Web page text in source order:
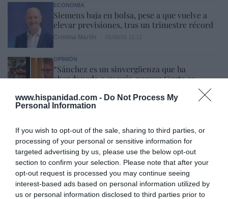
www.hispanidad.com - Do Not Process My
Personal Information
If you wish to opt-out of the sale, sharing to third parties, or
processing of your personal or sensitive information for
targeted advertising by us, please use the below opt-out
section to confirm your selection. Please note that after your
opt-out request is processed you may continue seeing
interest-based ads based on personal information utilized by
us or personal information disclosed to third parties prior to
ECONOMÍA
Siemens baja en bolsa, pese a que vuelve a
elevar previsiones, tras un trimestre récord
OPINIÓN
“Sánchez es un sinvergüenza que ha
abandonado a su país, porque Ceuta es
connivencia con Marruecos”: acusa una ceutí
Hispanidad 06/08/26 11:30
Marcelo Gullo: “El trabajo de desmitificar la
historia, de poner la verdadera, de
desmontar la falsificación, es un trabajo
cristiano"